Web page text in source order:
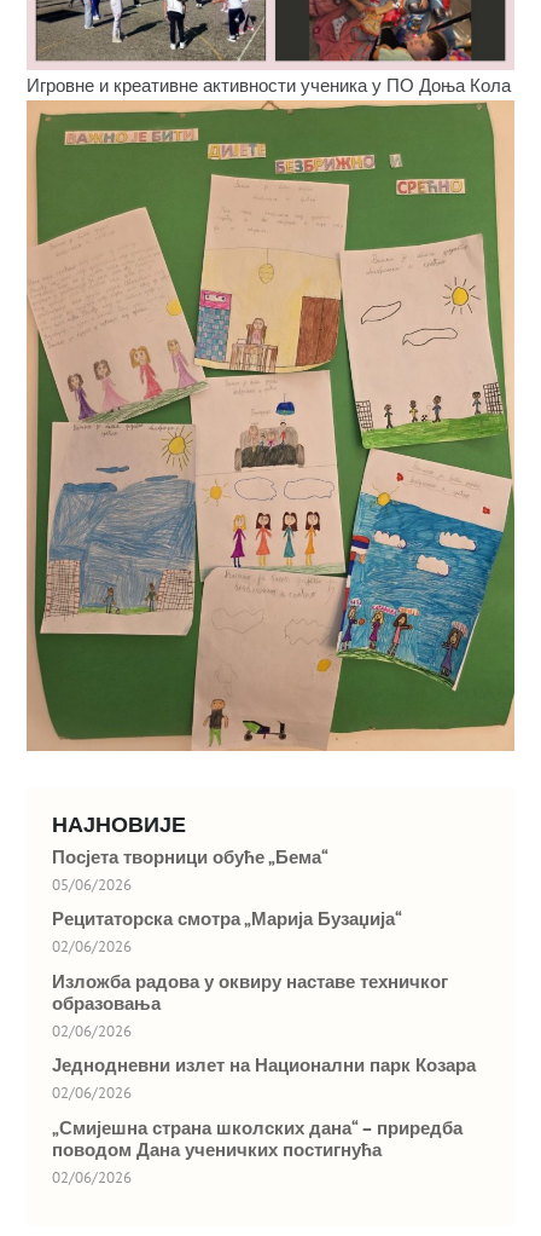
Игровне и креативне активности ученика у ПО Доња Кола
НАЈНОВИЈЕ
Посјета творници обуће „Бема“
05/06/2026
Рецитаторска смотра „Марија Бузаџија“
02/06/2026
Изложба радова у оквиру наставе техничког
образовања
02/06/2026
Једнодневни излет на Национални парк Козара
02/06/2026
„Смијешна страна школских дана“ – приредба
поводом Дана ученичких постигнућа
02/06/2026